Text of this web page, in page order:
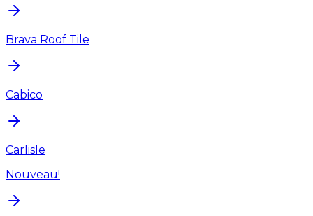
Brava Roof Tile
Cabico
Carlisle
Nouveau!